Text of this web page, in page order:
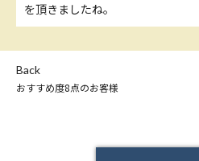
を頂きましたね。
Back
おすすめ度8点のお客様